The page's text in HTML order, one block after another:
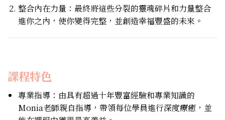
整合內在力量：最終將這些分裂的靈魂碎片和力量整合
進你之內，使你變得完整，並創造幸福豐盛的未來。
課程特色
專業指導：由具有超過十年豐富經驗和專業知識的
Monia老師親自指導，帶領每位學員進行深度療癒，並